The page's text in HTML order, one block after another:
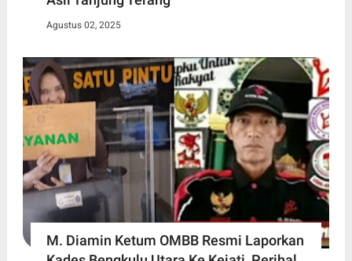
Agustus 02, 2025
M. Diamin Ketum OMBB Resmi Laporkan